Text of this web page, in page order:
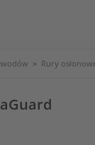
> Rury